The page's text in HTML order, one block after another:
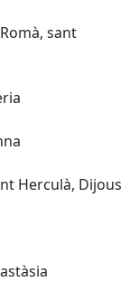
sant
Herculà, Dijous